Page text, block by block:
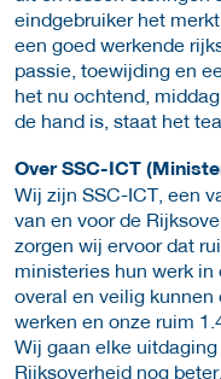
eindgebruiker het
een goed werkende
passie, toewijding en
het nu ochtend,
de hand is, staat het
Over SSC-ICT
Wij zijn SSC-ICT, een
van en voor de
zorgen wij ervoor dat
ministeries hun werk in
overal en veilig kunnen
werken en onze ruim
Wij gaan elke
Rijksoverheid nog